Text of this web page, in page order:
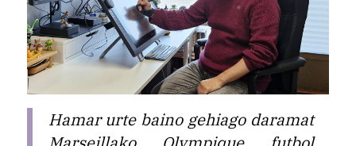
Hamar urte baino gehiago daramat